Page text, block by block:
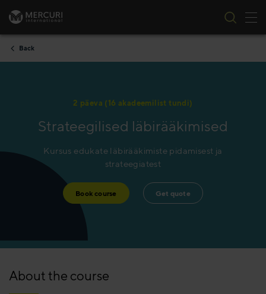
Skip to content
Back
2 päeva (16 akadeemilist tundi)
Strateegilised läbirääkimised
Kursus edukate läbirääkimiste pidamisest ja
strateegiatest
Book course Get quote
About the course